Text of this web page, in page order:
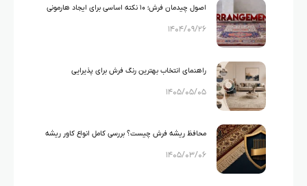
اصول چیدمان فرش؛ ۱۰ نکته اساسی برای ایجاد هارمونی
در دکوراسیون منزل
۱۴۰۴/۰۹/۲۶
راهنمای انتخاب بهترین رنگ فرش برای پذیرایی
۱۴۰۵/۰۵/۰۵
محافظ ریشه فرش چیست؟ بررسی کامل انواع کاور ریشه
فرش
۱۴۰۵/۰۳/۰۶